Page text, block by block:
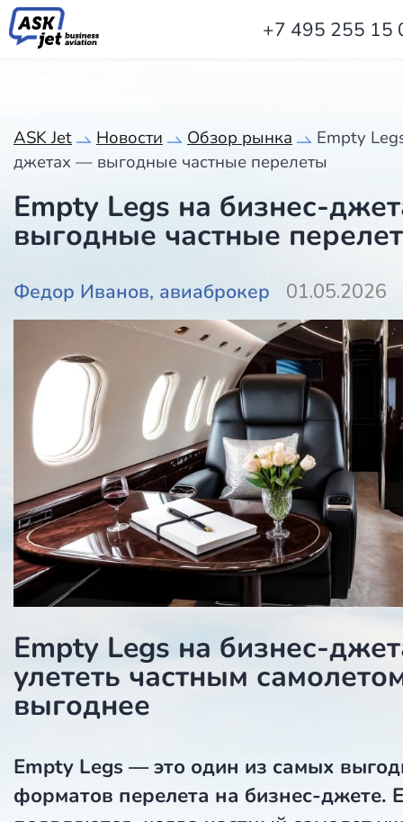
+7 495 255 15
ASK Jet Новости Обзор рынка
Empty
джетах — выгодные частные перелеты
Empty Legs на бизнес-
выгодные частные
Федор Иванов, авиаброкер 01.05.2026
Empty Legs на бизнес-
улететь частным
выгоднее
Empty Legs — это один из самых
форматов перелета на бизнес-джете.